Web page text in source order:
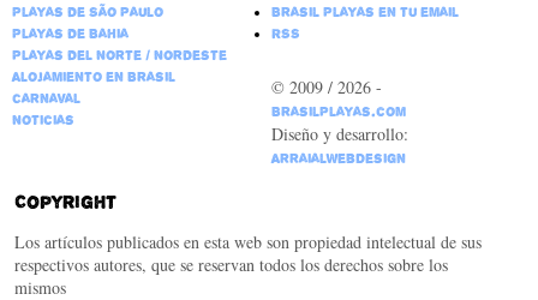
Playas de São Paulo
Playas de Bahia
Playas del Norte / Nordeste
Alojamiento en Brasil
Carnaval
Noticias
Brasil Playas en tu email
RSS
© 2009 / 2026 -
BrasilPlayas.com
Diseño y desarrollo:
ArraialWebDesign
Copyright
Los artículos publicados en esta web son propiedad intelectual de sus
respectivos autores, que se reservan todos los derechos sobre los
mismos